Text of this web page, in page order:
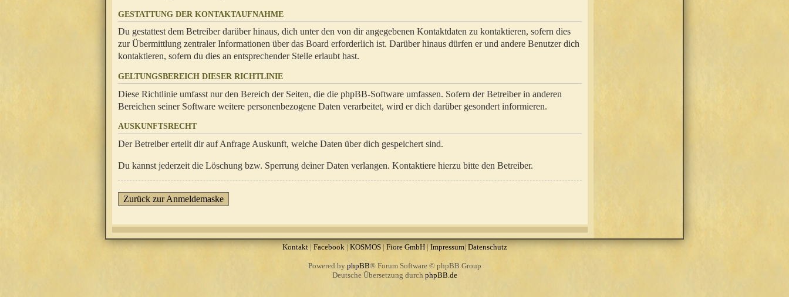
GESTATTUNG DER KONTAKTAUFNAHME
Du gestattest dem Betreiber darüber hinaus, dich unter den von dir angegebenen Kontaktdaten zu kontaktieren, sofern dies
zur Übermittlung zentraler Informationen über das Board erforderlich ist. Darüber hinaus dürfen er und andere Benutzer dich
kontaktieren, sofern du dies an entsprechender Stelle erlaubt hast.
GELTUNGSBEREICH DIESER RICHTLINIE
Diese Richtlinie umfasst nur den Bereich der Seiten, die die phpBB-Software umfassen. Sofern der Betreiber in anderen
Bereichen seiner Software weitere personenbezogene Daten verarbeitet, wird er dich darüber gesondert informieren.
AUSKUNFTSRECHT
Der Betreiber erteilt dir auf Anfrage Auskunft, welche Daten über dich gespeichert sind.
Du kannst jederzeit die Löschung bzw. Sperrung deiner Daten verlangen. Kontaktiere hierzu bitte den Betreiber.
Zurück zur Anmeldemaske
Kontakt| Facebook|KOSMOS| Fiore GmbH| Impressum|Datenschutz
Powered by phpBB® Forum Software © phpBB Group
Deutsche Übersetzung durch phpBB.de